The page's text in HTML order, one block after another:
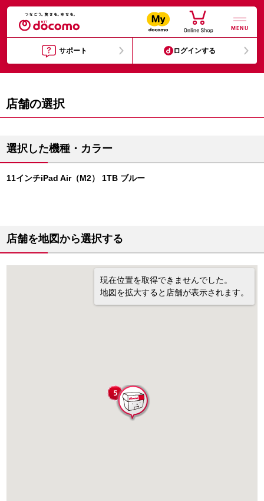
MENU
サポート ログインする
店舗の選択
選択した機種・カラー
11インチiPad Air（M2） 1TB ブルー
店舗を地図から選択する
現在位置を取得できませんでした。
地図を拡大すると店舗が表示されます。